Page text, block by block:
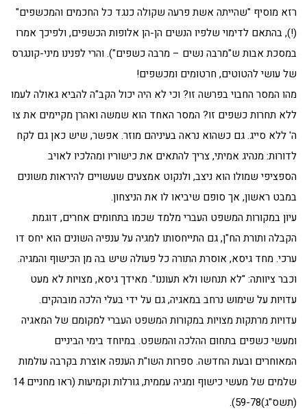
רזא מוסיף "שהייתה אשת פרעה שקולה כנגד כל החכמים והמכשפים"
(!), בהתאם לדימוי שלפיו הנשים הן-הן אלופות הכשפים, ולפיכך אמרו
במסכת אבות ש"מרבה נשים – מרבה כשפים"). והרי לפנינו מיני-קונגרס
של עושי להטוטים, חרטומים ומכשפים!
מהו המסר החבוי בפרשה זו? וכי לא היה יכול הקב"ה להביא גאולה לעמו
ללא תחרות כשפים זו? המסר האחד הוא שמשה ואהרן מקיימים את צו
ה' ללא סייג. גם כשהוא נראה בעיניהם מוזר. אפשר, שיש כאן גם לקח
לדורות: מנהיג אמיתי, צריך להתאים את כישוריו ומהלכיו לאויב
הספציפי שמולו הוא ניצב, ולנקוט אמצעים שעשויים להיראות משונים
במבט ראשון, אך סופם שיביאו לו את הניצחון.
עיון במקורות המשפט העברי מלמד שכמו בתחומים אחרים, דוגמת
הקבלה ותורת הח"ן, גם התייחסותו למגיה על ענפיה השונים הוא יחס דו
ערכי. מחד גיסא, אוסרת התורה כל פעולה שיש בה מן הכישוף והמגיה.
וכבר ציוותה: "לא תנחשו ולא תעוננו". מאידך גיסא, מצויות לא מעט
עדויות על שימוש נרחב במאגיה, גם על ידי בעלי הלכה מובהקים.
עדויות מרתקות מצויות במקורות המשפט העברי למקומם של המאגיה
ומעשי כשפים בתחום ההלכה והמשפט. במיוחד בימי הביניים
המאוחרים ובעת החדשה. ספרות השו"ת הענפה אוצרת בקרבה עולמות
שלמים של מעשי כישוף ומגיה עממית, גורלות וקמיעות (ראו מחניים 14
(תשס"ג)59-78).